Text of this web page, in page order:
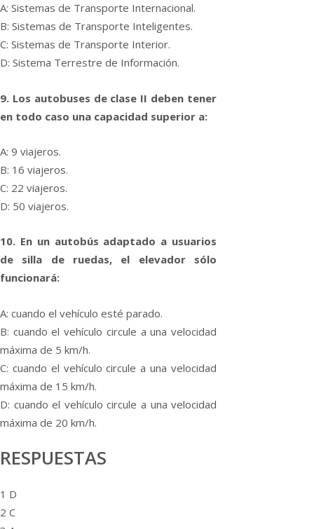
A: Sistemas de Transporte Internacional.
B: Sistemas de Transporte Inteligentes.
C: Sistemas de Transporte Interior.
D: Sistema Terrestre de Información.
9. Los autobuses de clase II deben tener
en todo caso una capacidad superior a:
A: 9 viajeros.
B: 16 viajeros.
C: 22 viajeros.
D: 50 viajeros.
10. En un autobús adaptado a usuarios
de silla de ruedas, el elevador sólo
funcionará:
A: cuando el vehí­culo esté parado.
B: cuando el vehí­culo circule a una velocidad
máxima de 5 km/h.
C: cuando el vehí­culo circule a una velocidad
máxima de 15 km/h.
D: cuando el vehí­culo circule a una velocidad
máxima de 20 km/h.
RESPUESTAS
1 D
2 C